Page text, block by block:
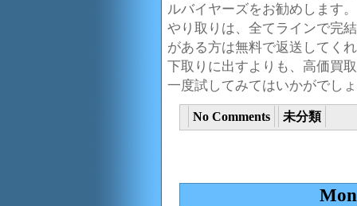
ルバイヤーズをお勧めします。
やり取りは、全てラインで完
がある方は無料で返送してく
下取りに出すよりも、高価買
一度試してみてはいかがでし
No Comments 未分類